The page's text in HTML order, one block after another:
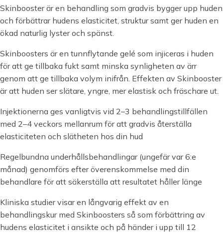
Skinbooster är en behandling som gradvis bygger upp huden
och förbättrar hudens elasticitet, struktur samt ger huden en
ökad naturlig lyster och spänst.
Skinboosters är en tunnflytande gelé som injiceras i huden
för att ge tillbaka fukt samt minska synligheten av ärr
genom att ge tillbaka volym inifrån. Effekten av Skinbooster
är att huden ser slätare, yngre, mer elastisk och fräschare ut.
Injektionerna ges vanligtvis vid 2–3 behandlingstillfällen
med 2–4 veckors mellanrum för att gradvis återställa
elasticiteten och slätheten hos din hud
Regelbundna underhållsbehandlingar (ungefär var 6:e
månad) genomförs efter överenskommelse med din
behandlare för att säkerställa att resultatet håller länge
Kliniska studier visar en långvarig effekt av en
behandlingskur med Skinboosters så som förbättring av
hudens elasticitet i ansikte och på händer i upp till 12